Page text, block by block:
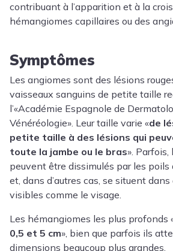
contribuant à l’apparition et à la
hémangiomes capillaires ou des
Symptômes
Les angiomes sont des lésions
vaisseaux sanguins de petite taille
l’«Académie Espagnole de
Vénéréologie». Leur taille varie «de
petite taille à des lésions qui
toute la jambe ou le bras».
peuvent être dissimulés par les
et, dans d’autres cas, se situent
visibles comme le visage.
Les hémangiomes les plus profonds
0,5 et 5 cm», bien que parfois ils
dimensions beaucoup plus grandes.